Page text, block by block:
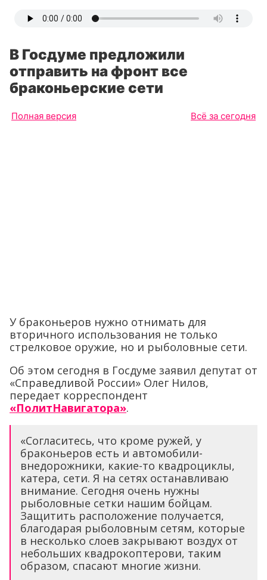
В Госдуме предложили
отправить на фронт все
браконьерские сети
Полная версия Всё за сегодня
У браконьеров нужно отнимать для
вторичного использования не только
стрелковое оружие, но и рыболовные сети.
Об этом сегодня в Госдуме заявил депутат от
«Справедливой России» Олег Нилов,
передает корреспондент
«ПолитНавигатора».
«Согласитесь, что кроме ружей, у
браконьеров есть и автомобили-
внедорожники, какие-то квадроциклы,
катера, сети. Я на сетях останавливаю
внимание. Сегодня очень нужны
рыболовные сетки нашим бойцам.
Защитить расположение получается,
благодарая рыболовным сетям, которые
в несколько слоев закрывают воздух от
небольших квадрокоптерови, таким
образом, спасают многие жизни.